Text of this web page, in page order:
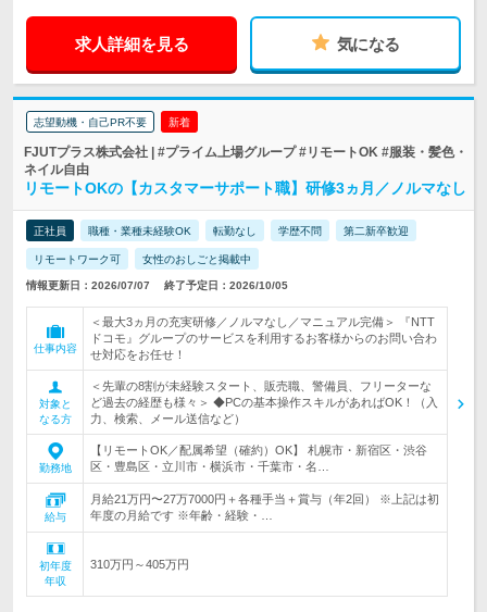
求人詳細を見る 気になる
志望動機・自己PR不要 新着
FJUTプラス株式会社 | #プライム上場グループ #リモートOK #服装・髪色・
ネイル自由
リモートOKの【カスタマーサポート職】研修3ヵ月／ノルマなし
正社員 職種・業種未経験OK 転勤なし 学歴不問 第二新卒歓迎
リモートワーク可 女性のおしごと掲載中
情報更新日：2026/07/07 終了予定日：2026/10/05
仕事内容
＜最大3ヵ月の充実研修／ノルマなし／マニュアル完備＞ 『NTT
ドコモ』グループのサービスを利用するお客様からのお問い合わ
せ対応をお任せ！
対象と
なる方
＜先輩の8割が未経験スタート、販売職、警備員、フリーターな
ど過去の経歴も様々＞ ◆PCの基本操作スキルがあればOK！（入
力、検索、メール送信など）
勤務地
【リモートOK／配属希望（確約）OK】 札幌市・新宿区・渋谷
区・豊島区・立川市・横浜市・千葉市・名…
給与
月給21万円〜27万7000円＋各種手当＋賞与（年2回） ※上記は初
年度の月給です ※年齢・経験・…
初年度
年収
310万円～405万円